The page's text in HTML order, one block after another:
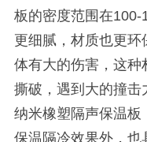
板的密度范围在100-
更细腻，材质也更
体有大的伤害，这种
撕破，遇到大的撞
纳米橡塑隔声保温板
保温隔冷效果外，也